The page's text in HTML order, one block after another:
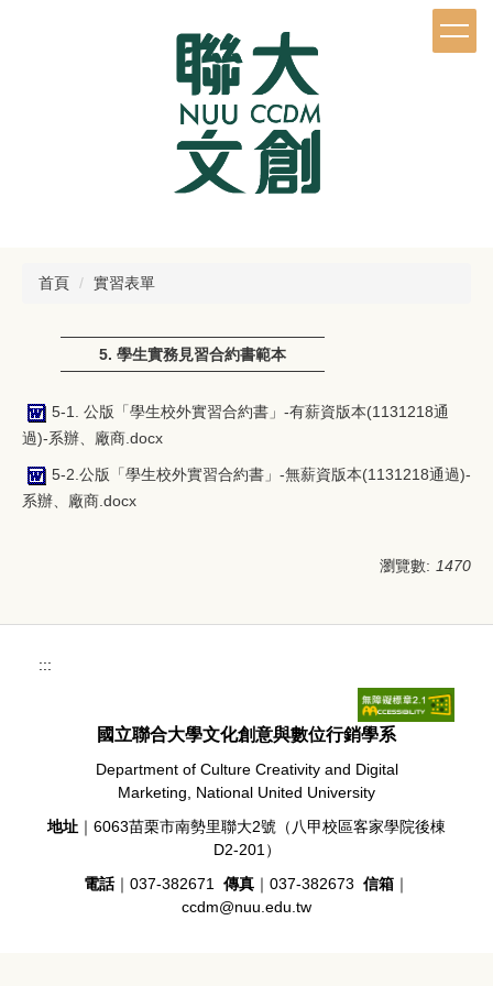
首頁 實習表單
5. 學生實務見習合約書範本
5-1. 公版「學生校外實習合約書」-有薪資版本(1131218通
過)-系辦、廠商.docx
5-2.公版「學生校外實習合約書」-無薪資版本(1131218通過)-
系辦、廠商.docx
瀏覽數: 1470
:::
國立聯合大學文化創意與數位行銷學系
Department of Culture Creativity and Digital
Marketing, National United University
地址 ｜6063苗栗市南勢里聯大2號（八甲校區客家學院後棟
D2-201）
電話｜037-382671 傳真 ｜037-382673 信箱 ｜
ccdm@nuu.edu.tw